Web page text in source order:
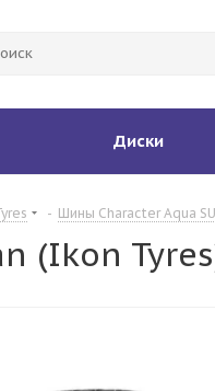
Диски
- Шины Character Aqua
(Ikon